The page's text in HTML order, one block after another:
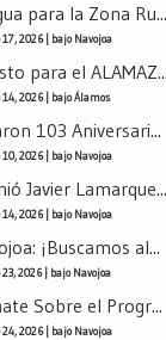
para la Zona Ru...
2026| bajo Navojoa
para el ALAMAZ...
2026| bajoÁlamos
103 Aniversari...
2026| bajo Navojoa
Javier Lamarque...
2026| bajo Navojoa
¡Buscamos al...
2026| bajo Navojoa
Sobre el Progr...
2026| bajo Navojoa